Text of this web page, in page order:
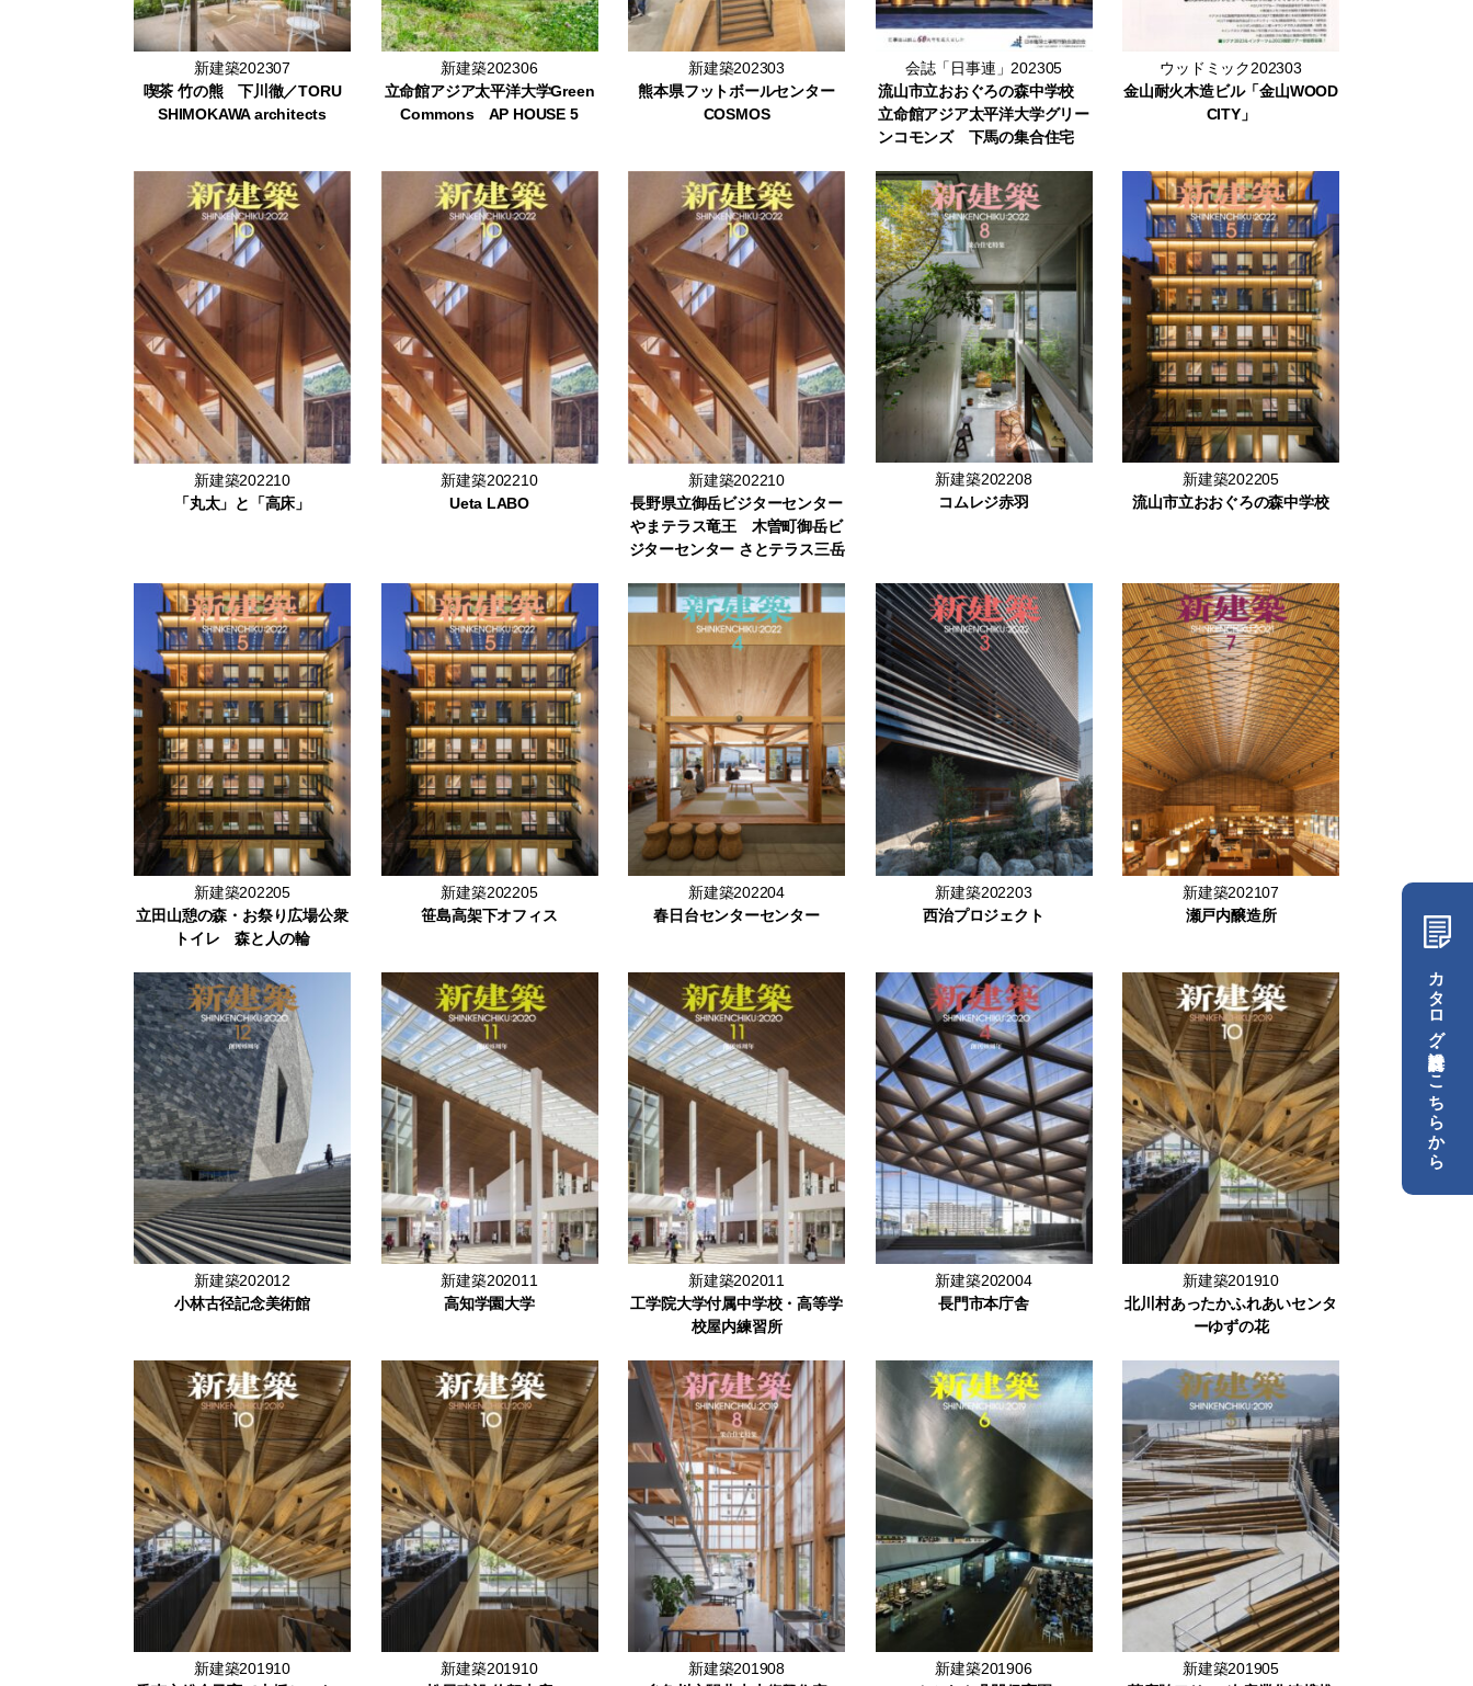
新建築202307
喫茶 竹の熊 下川徹／TORU
SHIMOKAWA architects
新建築202306
立命館アジア太平洋大学Green
Commons AP HOUSE 5
新建築202303
熊本県フットボールセンター
COSMOS
会誌「日事連」202305
流山市立おおぐろの森中学校
立命館アジア太平洋大学グリー
ンコモンズ 下馬の集合住宅
ウッドミック202303
金山耐火木造ビル「金山WOOD
CITY」
新建築202210
「丸太」と「高床」
新建築202210
Ueta LABO
新建築202210
長野県立御岳ビジターセンター
やまテラス竜王 木曽町御岳ビ
ジターセンター さとテラス三岳
新建築202208
コムレジ赤羽
新建築202205
流山市立おおぐろの森中学校
新建築202205
立田山憩の森・お祭り広場公衆
トイレ 森と人の輪
新建築202205
笹島高架下オフィス
新建築202204
春日台センターセンター
新建築202203
西治プロジェクト
新建築202107
瀬戸内醸造所
新建築202012
小林古径記念美術館
新建築202011
高知学園大学
新建築202011
工学院大学付属中学校・高等学
校屋内練習所
新建築202004
長門市本庁舎
新建築201910
北川村あったかふれあいセンタ
ーゆずの花
新建築201910
新建築201910
新建築201908
新建築201906
新建築201905
カタログ・設計資料はこちらから